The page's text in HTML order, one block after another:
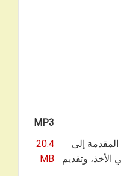
MP3
العلم (1): من المقدمة إلى
وتقديم
20.4
MB